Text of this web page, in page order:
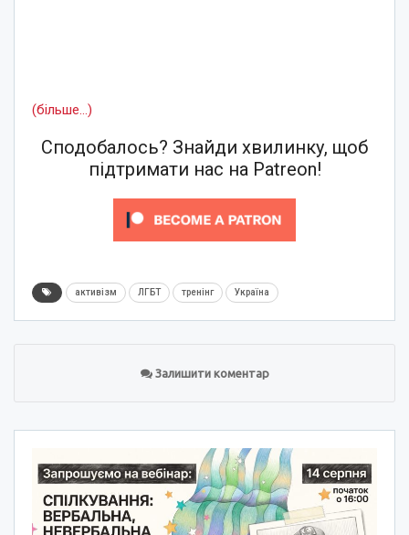
(більше…)
Сподобалось? Знайди хвилинку, щоб
підтримати нас на Patreon!
активізм ЛГБТ тренінг Україна
Залишити коментар